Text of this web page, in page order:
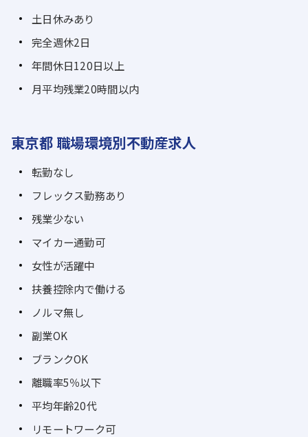
土日休みあり
完全週休2日
年間休日120日以上
月平均残業20時間以内
東京都 職場環境別不動産求人
転勤なし
フレックス勤務あり
残業少ない
マイカー通勤可
女性が活躍中
扶養控除内で働ける
ノルマ無し
副業OK
ブランクOK
離職率5％以下
平均年齢20代
リモートワーク可